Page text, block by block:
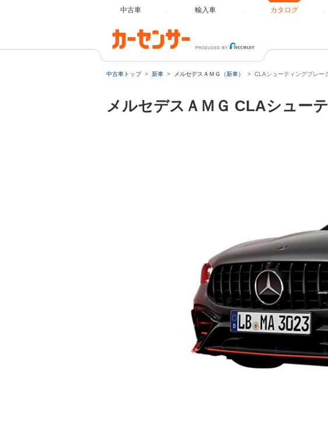
中古車 輸入車 カタログ
中古車トップ 新車 メルセデスＡＭＧ（新車） CLAシューティングブレー
メルセデスＡＭＧ CLAシュー